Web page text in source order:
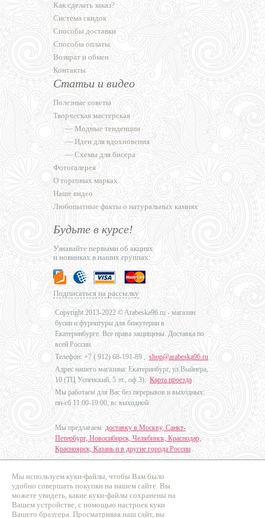
Мы используем куки-файлы, чтобы Вам было
удобно совершать покупки на нашем сайте. Вы
можете увидеть, какие куки-файлы сохранены на
Вашем устройстве, с помощью настроек куки
Вашего бразуера. Просматривая наш сайт, вы
Как сделать заказ?
Система скидок
Способы доставки
Способы оплаты
Возврат и обмен
Контакты
Статьи и видео
Полезные советы
Творческая мастерская
— Модные тенденции
— Идеи для вдохновения
— Схемы для бисера
Фотогалерея
О торговых марках
Наше видео
Любопытные факты о натуральных камнях
Будьте в курсе!
Узнавайте первыми об акциях
и новинках в наших группах:
Подписаться на рассылку
Copyright 2013-2022 © Arabeska96.ru - магазин
бусин и фурнитуры для бижутерии в
Екатеринбурге. Все права защищены. Доставка по
всей России.
Телефон: +7 ( 912) 68-191-89 , shop@arabeska96.ru
Адрес нашего магазина: Екатеринбург, ул.Выйнера,
10 (ТЦ Успенский, 5 эт., оф.3). Карта проезда
Мы работаем для Вас без перерывов и выходных:
пн-сб 11:00-19:00, вс выходной
Мы предлагаем доставку в Москву, Санкт-
Петербург, Новосибирск, Челябинск, Краснодар,
Красноярск, Казань и в другие города России .
Дизайн - Наталья Мальцева
Продвижение сайтов
Промо Эксперт